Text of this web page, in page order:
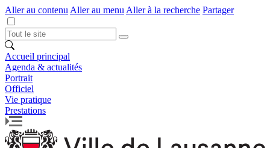
Aller au contenu Aller au menu Aller à la recherche Partager
Accueil principal
Agenda & actualités
Portrait
Officiel
Vie pratique
Prestations